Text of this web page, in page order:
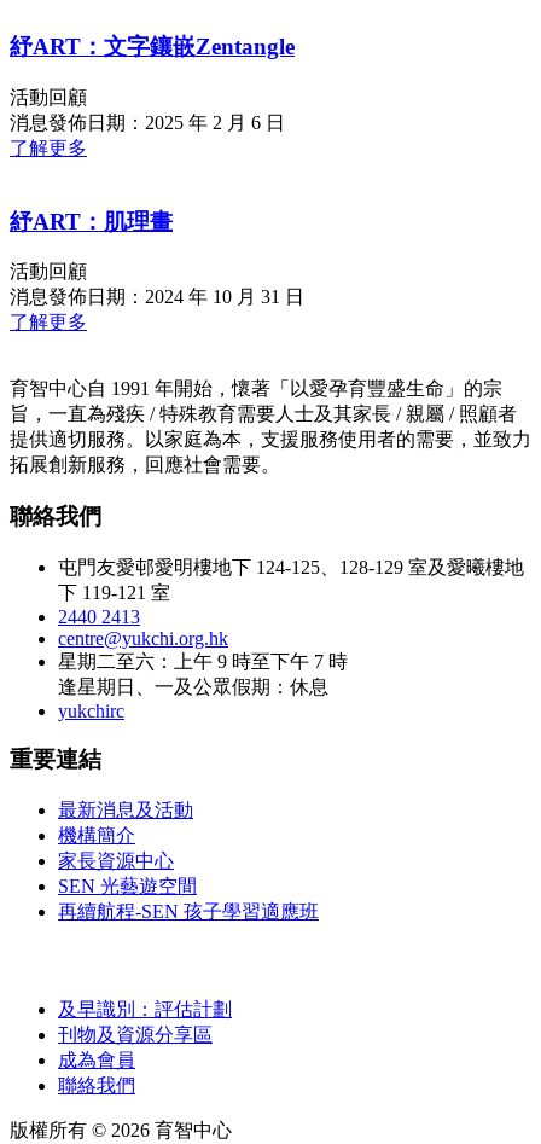
紓ART：文字鑲嵌Zentangle
活動回顧
消息發佈日期：2025 年 2 月 6 日
了解更多
紓ART：肌理畫
活動回顧
消息發佈日期：2024 年 10 月 31 日
了解更多
育智中心自 1991 年開始，懷著「以愛孕育豐盛生命」的宗
旨，一直為殘疾 / 特殊教育需要人士及其家長 / 親屬 / 照顧者
提供適切服務。以家庭為本，支援服務使用者的需要，並致力
拓展創新服務，回應社會需要。
聯絡我們
屯門友愛邨愛明樓地下 124-125、128-129 室及愛曦樓地
下 119-121 室
2440 2413
centre@yukchi.org.hk
星期二至六：上午 9 時至下午 7 時
逢星期日、一及公眾假期：休息
yukchirc
重要連結
最新消息及活動
機構簡介
家長資源中心
SEN 光藝遊空間
再續航程-SEN 孩子學習適應班
及早識別：評估計劃
刊物及資源分享區
成為會員
聯絡我們
版權所有 © 2026 育智中心